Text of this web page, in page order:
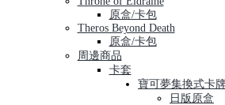
原盒/卡包
Theros Beyond Death
原盒/卡包
周邊商品
卡套
寶可夢集換式卡
日版原盒